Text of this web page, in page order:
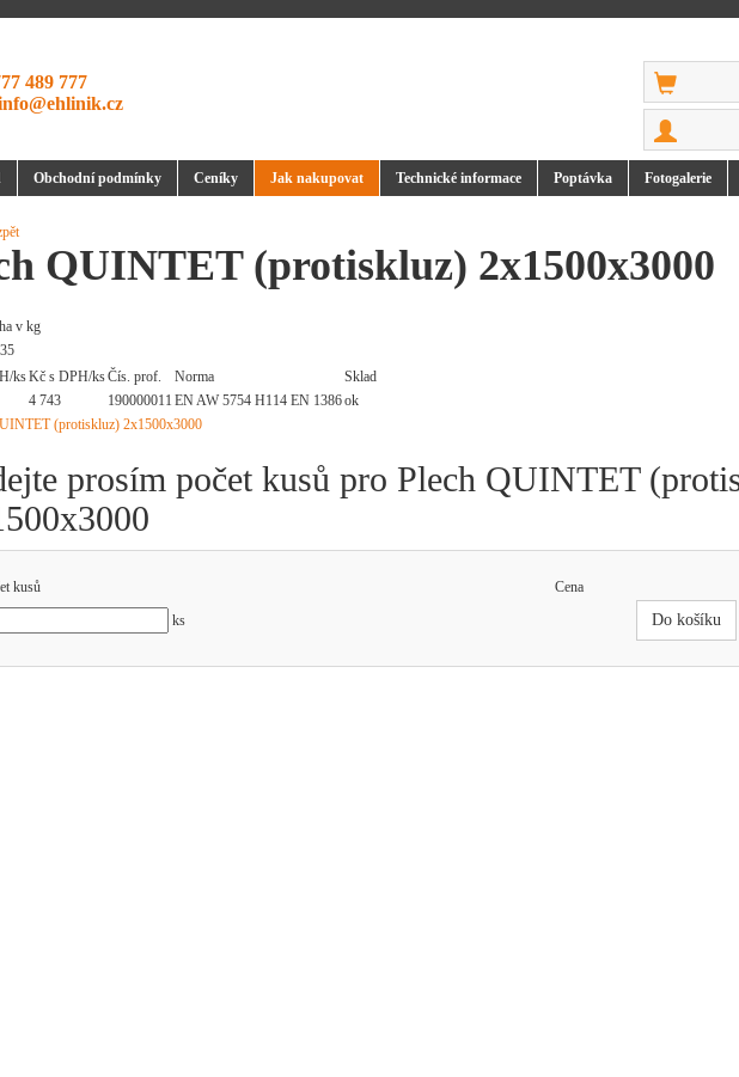
489 777
Obchodní podmínky Ceníky Jak nakupovat Technické informace Poptávka Fotogalerie
QUINTET (protiskluz) 2x1500x3000
v kg
ksKč s DPH/ksČís. prof. Norma
Sklad
4 743 190000011 EN AW 5754 H114 EN 1386ok
prosím počet kusů pro Plech QUINTET
kusů
Cena
ks
Do košíku